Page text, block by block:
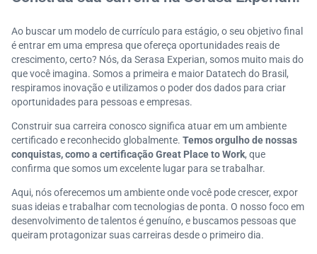
Ao buscar um modelo de currículo para estágio, o seu objetivo final
é entrar em uma empresa que ofereça oportunidades reais de
crescimento, certo? Nós, da Serasa Experian, somos muito mais do
que você imagina. Somos a primeira e maior Datatech do Brasil,
respiramos inovação e utilizamos o poder dos dados para criar
oportunidades para pessoas e empresas.
Construir sua carreira conosco significa atuar em um ambiente
certificado e reconhecido globalmente. Temos orgulho de nossas
conquistas, como a certificação Great Place to Work, que
confirma que somos um excelente lugar para se trabalhar.
Aqui, nós oferecemos um ambiente onde você pode crescer, expor
suas ideias e trabalhar com tecnologias de ponta. O nosso foco em
desenvolvimento de talentos é genuíno, e buscamos pessoas que
queiram protagonizar suas carreiras desde o primeiro dia.